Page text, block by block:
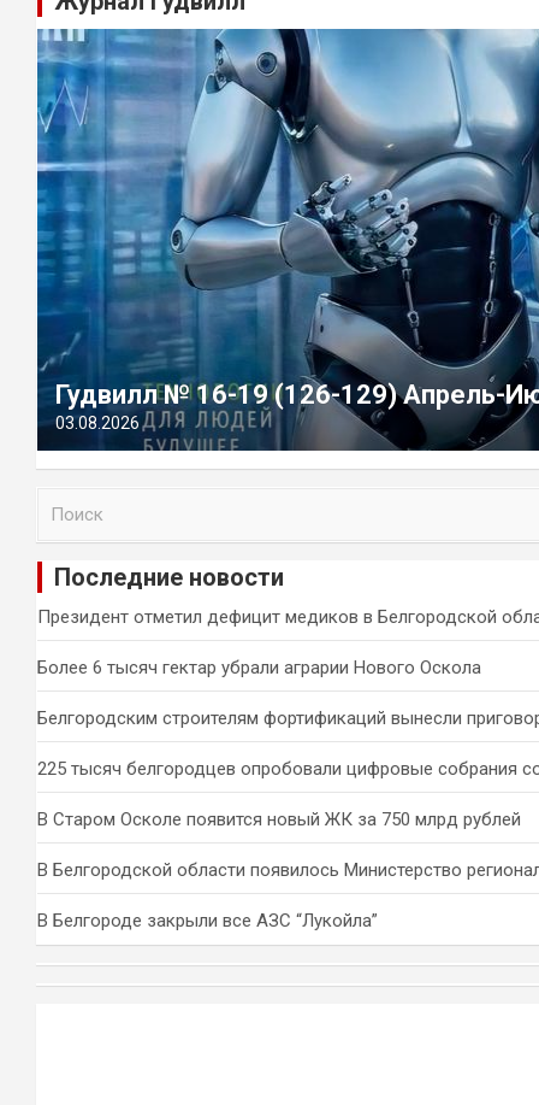
Гудвилл № 16-19 (126-129) Апрель-
03.08.2026
и
Последние новости
Президент отметил дефицит медиков в Белгородской
Более 6 тысяч гектар убрали аграрии Нового Оскола
Белгородским строителям фортификаций вынесли
225 тысяч белгородцев опробовали цифровые собрания
В Старом Осколе появится новый ЖК за 750 млрд рублей
В Белгородской области появилось Министерство
В Белгороде закрыли все АЗС “Лукойла”